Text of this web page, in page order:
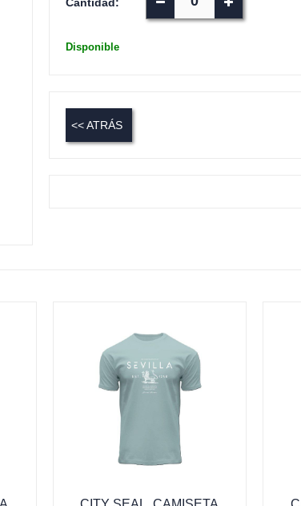
Disponible
<< ATRÁS